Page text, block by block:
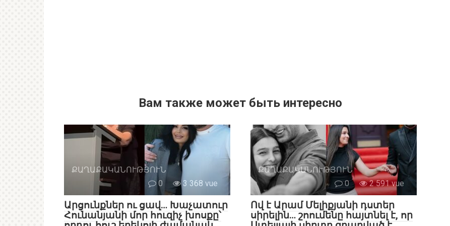
Вам также может быть интересно
ՔԱՂԱՔԱԿԱՆՈՒԹՅՈՒՆ
0
3 368 vue
Արցունքներ ու ցավ… Խաչատուր
Հունանյանի մոր հուզիչ խոսքը՝
ՔԱՂԱՔԱԿԱՆՈՒԹՅՈՒՆ
0
2 591 vue
Ով է Արամ Մելիքյանի դստեր
սիրելին… շոումենը հայտնել է, որ